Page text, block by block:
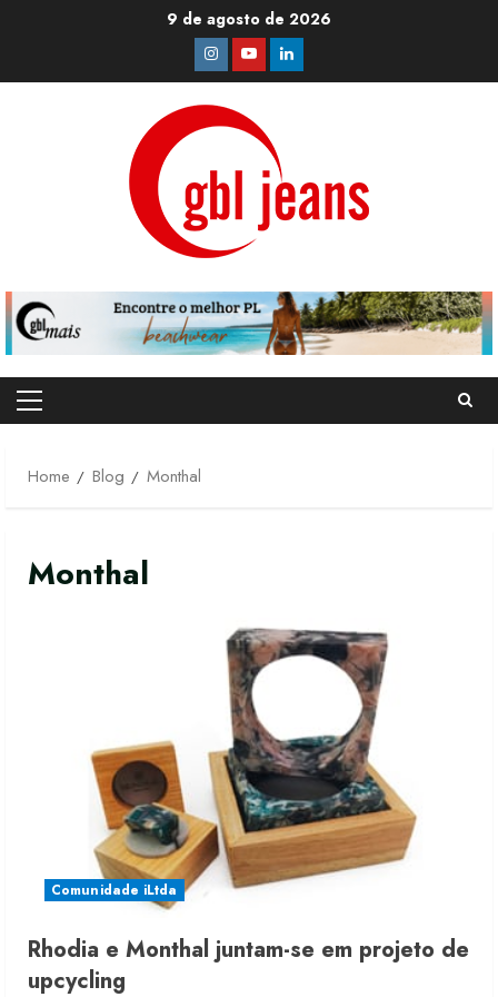
9 de agosto de 2026
Instagram
YoutubeLinkedin
Primary
Home
Blog Monthal
Monthal
Comunidade iLtda
Rhodia e Monthal juntam-se em projeto de
upcycling
Moda vende US$63,7 bilhões em